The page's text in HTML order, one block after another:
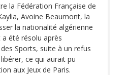
la Fédération Française de
Avoine Beaumont, la
la nationalité algérienne
été résolu après
Sports, suite à un refus
ce qui aurait pu
aux Jeux de Paris.